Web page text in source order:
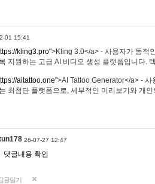
01 15:41
kling3.pro">Kling 3.0</a> - 사용자가 동적
지원하는 고급 AI 비디오 생성 플랫폼입니다.
aitattoo.one">AI Tattoo Generator</a> -
최첨단 플랫폼으로, 세부적인 미리보기와 개
26-07-27 12:47
댓글내용 확인
글달기